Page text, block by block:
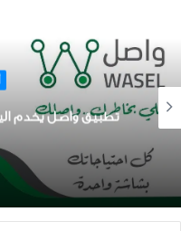
تطبيق واصل يخدم